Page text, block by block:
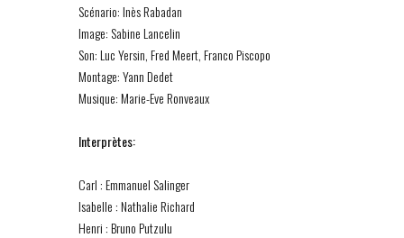
Scénario: Inès Rabadan
Image: Sabine Lancelin
Son: Luc Yersin, Fred Meert, Franco Piscopo
Montage: Yann Dedet
Musique: Marie-Eve Ronveaux
Interprètes:
Carl : Emmanuel Salinger
Isabelle : Nathalie Richard
Henri : Bruno Putzulu